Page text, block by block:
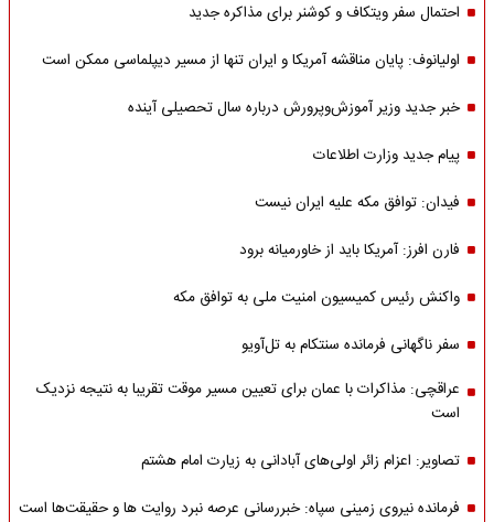
احتمال سفر ویتکاف و کوشنر برای مذاکره جدید
اولیانوف: پایان مناقشه آمریکا و ایران تنها از مسیر دیپلماسی ممکن است
خبر جدید وزیر آموزش‌وپرورش درباره سال تحصیلی آینده
پیام جدید وزارت اطلاعات
فیدان: توافق مکه علیه ایران نیست
فارن افرز: آمریکا باید از خاورمیانه برود
واکنش رئیس کمیسیون امنیت ملی به توافق مکه
سفر ناگهانی فرمانده سنتکام به تل‌آویو
عراقچی: مذاکرات با عمان برای تعیین مسیر موقت تقریبا به نتیجه نزدیک
است
تصاویر: اعزام زائر اولی‌های آبادانی به زیارت امام هشتم
فرمانده نیروی زمینی سپاه: خبررسانی عرصه نبرد روایت ها و حقیقت‌ها است